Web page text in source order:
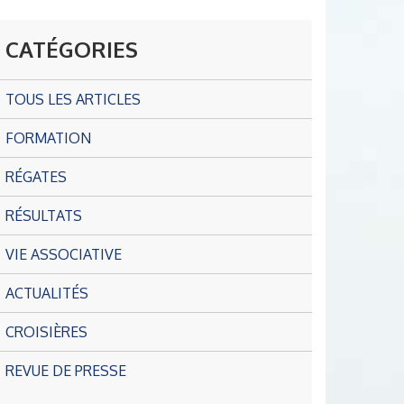
CATÉGORIES
TOUS LES ARTICLES
FORMATION
RÉGATES
RÉSULTATS
VIE ASSOCIATIVE
ACTUALITÉS
CROISIÈRES
REVUE DE PRESSE